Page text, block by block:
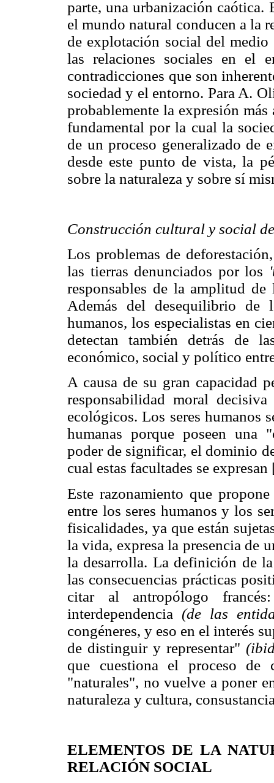
parte, una urbanización caótica.
el mundo natural conducen a la
de explotación social del
las relaciones sociales en el
contradicciones que son
sociedad y el entorno. Para A.
probablemente la expresión
fundamental por la cual la
de un proceso generalizado de
desde este punto de vista, la
sobre la naturaleza y sobre sí
Construcción cultural y social
Los problemas de
las tierras denunciados por los
responsables de la amplitud
Además del desequilibrio de
humanos, los especialistas en
detectan también detrás de
económico, social y político
A causa de su gran capacidad
responsabilidad moral
ecológicos. Los seres humanos
humanas porque poseen una
poder de significar, el dominio
cual estas facultades se
Este razonamiento que
entre los seres humanos y los
fisicalidades, ya que están
la vida, expresa la presencia de
la desarrolla. La definición de
las consecuencias prácticas
citar al antropólogo
interdependencia (de las
congéneres, y eso en el interés
de distinguir y representar"
que cuestiona el proceso de
"naturales", no vuelve a poner
naturaleza y cultura,
ELEMENTOS DE LA
RELACIÓN SOCIAL